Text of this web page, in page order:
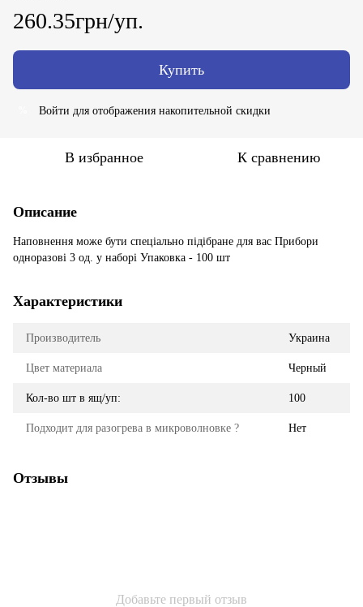
260.35грн/уп.
Купить
Войти для отображения накопительной скидки
В избранное К сравнению
Описание
Наповнення може бути спеціально підібране для вас Прибори
одноразові 3 од. у наборі Упаковка - 100 шт
Характеристики
Производитель Украина
Цвет материала Черный
Кол-во шт в ящ/уп: 100
Подходит для разогрева в микроволновке ? Нет
Отзывы
Добавьте первый отзыв